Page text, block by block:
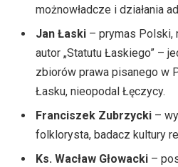
możnowładcze i działania
Jan Łaski – prymas Polski,
autor „Statutu Łaskiego” –
zbiorów prawa pisanego w
Łasku, nieopodal Łęczycy.
Franciszek Zubrzycki –
folklorysta, badacz kultury
Ks. Wacław Głowacki –